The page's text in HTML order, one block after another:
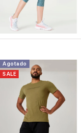
Agotado
SALE